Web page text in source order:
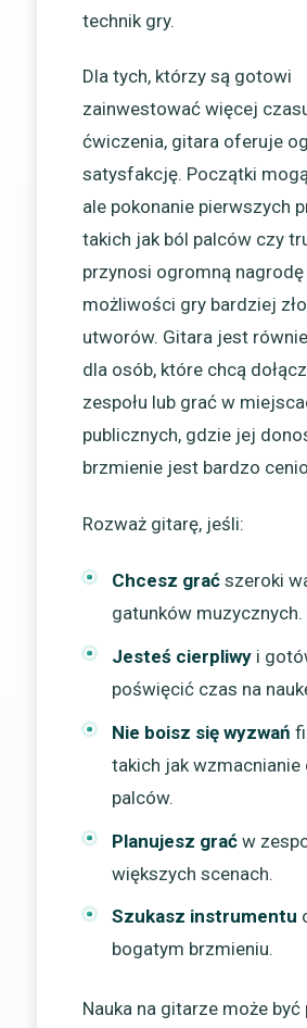
technik gry.
Dla tych, którzy są gotowi
zainwestować więcej
ćwiczenia, gitara oferuje
satysfakcję. Początki
ale pokonanie pierwszych
takich jak ból palców czy
przynosi ogromną
możliwości gry bardziej
utworów. Gitara jest
dla osób, które chcą
zespołu lub grać w
publicznych, gdzie jej
brzmienie jest bardzo
Rozważ gitarę, jeśli:
Chcesz grać szeroki
gatunków muzycznych.
Jesteś cierpliwy i
poświęcić czas na
Nie boisz się wyzwań
takich jak wzmacnianie
palców.
Planujesz grać w
większych scenach.
Szukasz instrumentu
bogatym brzmieniu.
Nauka na gitarze może być